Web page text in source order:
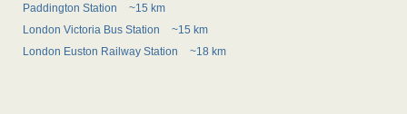
Paddington Station
~15 km
London Victoria Bus Station
~15 km
London Euston Railway Station
~18 km